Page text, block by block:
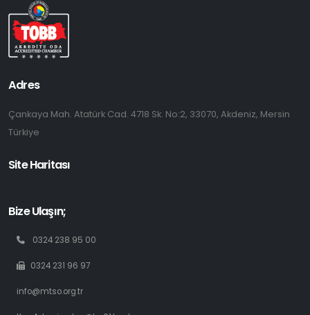
Adres
Çankaya Mah. Atatürk Cad. 4718 Sk. No:2, 33070, Akdeniz, Mersin
Türkiye
Site Haritası
Bize Ulaşın;
0324 238 95 00
0324 231 96 97
info@mtso.org.tr